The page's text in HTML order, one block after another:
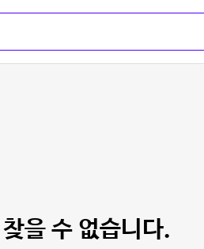
찾을 수 없습니다.